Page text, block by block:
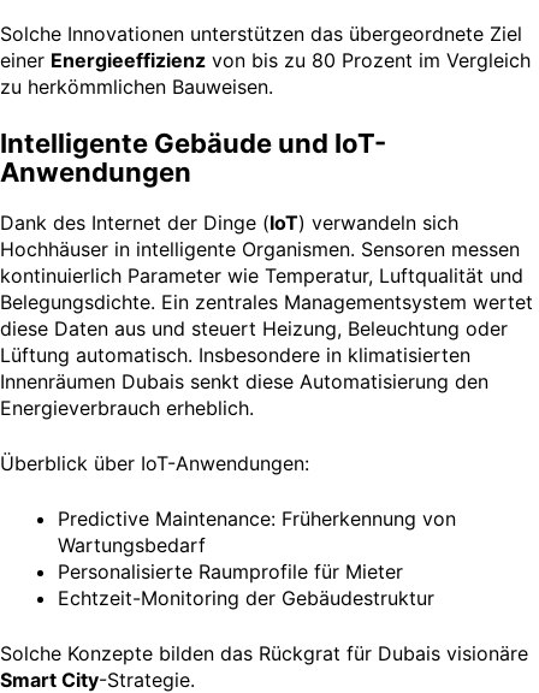
Solche Innovationen unterstützen das übergeordnete Ziel
einer Energieeffizienz von bis zu 80 Prozent im Vergleich
zu herkömmlichen Bauweisen.
Intelligente Gebäude und IoT-
Anwendungen
Dank des Internet der Dinge (IoT) verwandeln sich
Hochhäuser in intelligente Organismen. Sensoren messen
kontinuierlich Parameter wie Temperatur, Luftqualität und
Belegungsdichte. Ein zentrales Managementsystem wertet
diese Daten aus und steuert Heizung, Beleuchtung oder
Lüftung automatisch. Insbesondere in klimatisierten
Innenräumen Dubais senkt diese Automatisierung den
Energieverbrauch erheblich.
Überblick über IoT-Anwendungen:
Predictive Maintenance: Früherkennung von
Wartungsbedarf
Personalisierte Raumprofile für Mieter
Echtzeit-Monitoring der Gebäudestruktur
Solche Konzepte bilden das Rückgrat für Dubais visionäre
Smart City-Strategie.